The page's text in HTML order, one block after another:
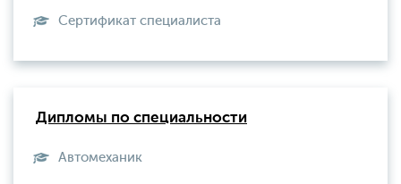
Сертификат специалиста
Дипломы по специальности
Автомеханик